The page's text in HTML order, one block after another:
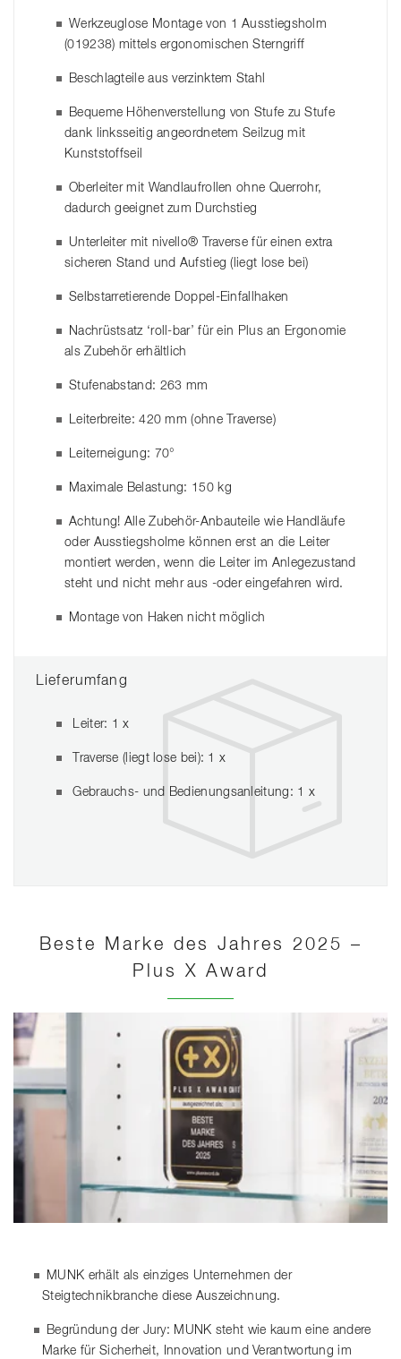
Werkzeuglose Montage von 1 Ausstiegsholm
(019238) mittels ergonomischen Sterngriff
Beschlagteile aus verzinktem Stahl
Bequeme Höhenverstellung von Stufe zu Stufe
dank linksseitig angeordnetem Seilzug mit
Kunststoffseil
Oberleiter mit Wandlaufrollen ohne Querrohr,
dadurch geeignet zum Durchstieg
Unterleiter mit nivello® Traverse für einen extra
sicheren Stand und Aufstieg (liegt lose bei)
Selbstarretierende Doppel-Einfallhaken
Nachrüstsatz ‘roll-bar’ für ein Plus an Ergonomie
als Zubehör erhältlich
Stufenabstand: 263 mm
Leiterbreite: 420 mm (ohne Traverse)
Leiterneigung: 70°
Maximale Belastung: 150 kg
Achtung! Alle Zubehör-Anbauteile wie Handläufe
oder Ausstiegsholme können erst an die Leiter
montiert werden, wenn die Leiter im Anlegezustand
steht und nicht mehr aus -oder eingefahren wird.
Montage von Haken nicht möglich
Lieferumfang
Leiter: 1 x
Traverse (liegt lose bei): 1 x
Gebrauchs- und Bedienungsanleitung: 1 x
Beste Marke des Jahres 2025 –
Plus X Award
MUNK erhält als einziges Unternehmen der
Steigtechnikbranche diese Auszeichnung.
Begründung der Jury: MUNK steht wie kaum eine andere
Marke für Sicherheit, Innovation und Verantwortung im